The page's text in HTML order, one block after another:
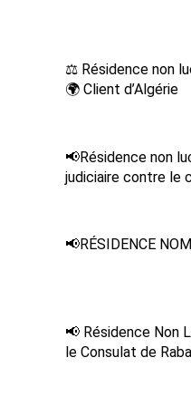
⚖️ Résidence non
🌍 Client d’Algérie
📢Résidence non
judiciaire contre
📢RÉSIDENCE
📢 Résidence Non
le Consulat de